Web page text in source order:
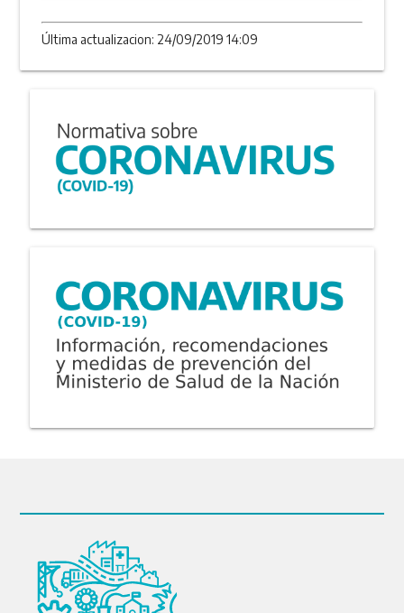
Última actualizacion: 24/09/2019 14:09